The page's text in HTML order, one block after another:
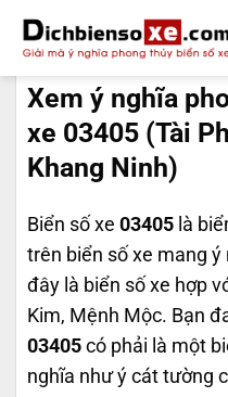
qua
nội
dungXem ý nghĩa
xe 03405 (Tài
Khang Ninh)
Biển số xe 03405 là
trên biển số xe mang ý
đây là biển số xe hợp
Kim, Mệnh Mộc. Bạn
03405 có phải là một
nghĩa như ý cát tường